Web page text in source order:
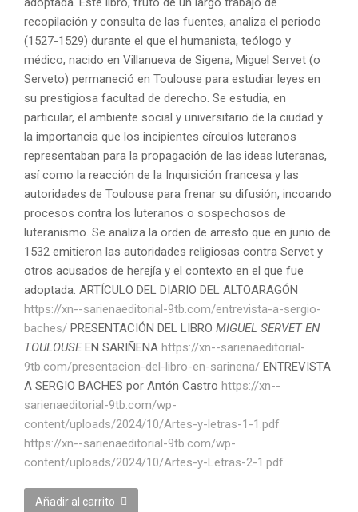
recopilación y consulta de las fuentes, analiza el periodo
(1527-1529) durante el que el humanista, teólogo y
médico, nacido en Villanueva de Sigena, Miguel Servet (o
Serveto) permaneció en Toulouse para estudiar leyes en
su prestigiosa facultad de derecho. Se estudia, en
particular, el ambiente social y universitario de la ciudad y
la importancia que los incipientes círculos luteranos
representaban para la propagación de las ideas luteranas,
así como la reacción de la Inquisición francesa y las
autoridades de Toulouse para frenar su difusión, incoando
procesos contra los luteranos o sospechosos de
luteranismo. Se analiza la orden de arresto que en junio de
1532 emitieron las autoridades religiosas contra Servet y
otros acusados de herejía y el contexto en el que fue
adoptada. ARTÍCULO DEL DIARIO DEL ALTOARAGÓN
https://xn--sarienaeditorial-9tb.com/entrevista-a-sergio-
baches/ PRESENTACIÓN DEL LIBRO MIGUEL SERVET EN
TOULOUSEEN SARIÑENA https://xn--sarienaeditorial-
9tb.com/presentacion-del-libro-en-sarinena/ ENTREVISTA
A SERGIO BACHES por Antón Castro https://xn--
sarienaeditorial-9tb.com/wp-
content/uploads/2024/10/Artes-y-letras-1-1.pdf
https://xn--sarienaeditorial-9tb.com/wp-
content/uploads/2024/10/Artes-y-Letras-2-1.pdf
Añadir al carrito